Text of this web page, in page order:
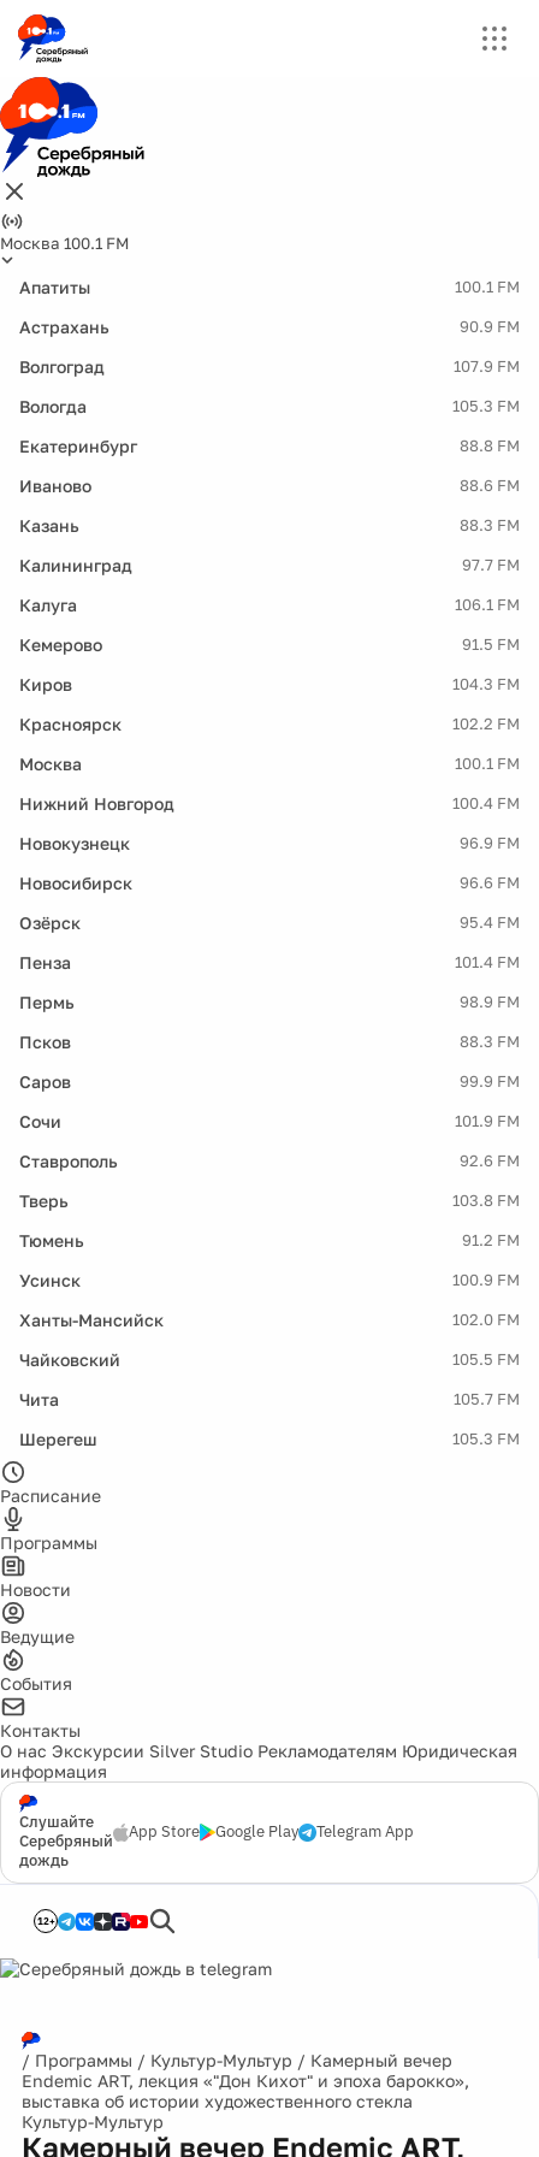
Москва 100.1 FM
Апатиты 100.1 FM
Астрахань 90.9 FM
Волгоград 107.9 FM
Вологда 105.3 FM
Екатеринбург 88.8 FM
Иваново 88.6 FM
Казань 88.3 FM
Калининград 97.7 FM
Калуга 106.1 FM
Кемерово 91.5 FM
Киров 104.3 FM
Красноярск 102.2 FM
Москва 100.1 FM
Нижний Новгород 100.4 FM
Новокузнецк 96.9 FM
Новосибирск 96.6 FM
Озёрск 95.4 FM
Пенза 101.4 FM
Пермь 98.9 FM
Псков 88.3 FM
Саров 99.9 FM
Сочи 101.9 FM
Ставрополь 92.6 FM
Тверь 103.8 FM
Тюмень 91.2 FM
Усинск 100.9 FM
Ханты-Мансийск 102.0 FM
Чайковский 105.5 FM
Чита 105.7 FM
Шерегеш 105.3 FM
Расписание
Программы
Новости
Ведущие
События
Контакты
О нас Экскурсии Silver Studio Рекламодателям Юридическая
информация
Слушайте
Серебряный
дождь
App Store Google Play Telegram App
12+
/ Программы / Культур-Мультур / Камерный вечер
Endemic ART, лекция «"Дон Кихот" и эпоха барокко»,
выставка об истории художественного стекла
Культур-Мультур
Камерный вечер Endemic ART,